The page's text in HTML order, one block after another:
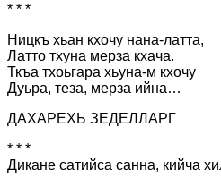
* * *
Ницкъ хьан кхочу нана-латта,
Латто тхуна мерза кхача.
Ткъа тхоьгара хьуна-м кхочу
Дуьра, теза, мерза ийна…
ДАХАРЕХЬ ЗЕДЕЛЛАРГ
* * *
Дикане сатийса санна, кийча